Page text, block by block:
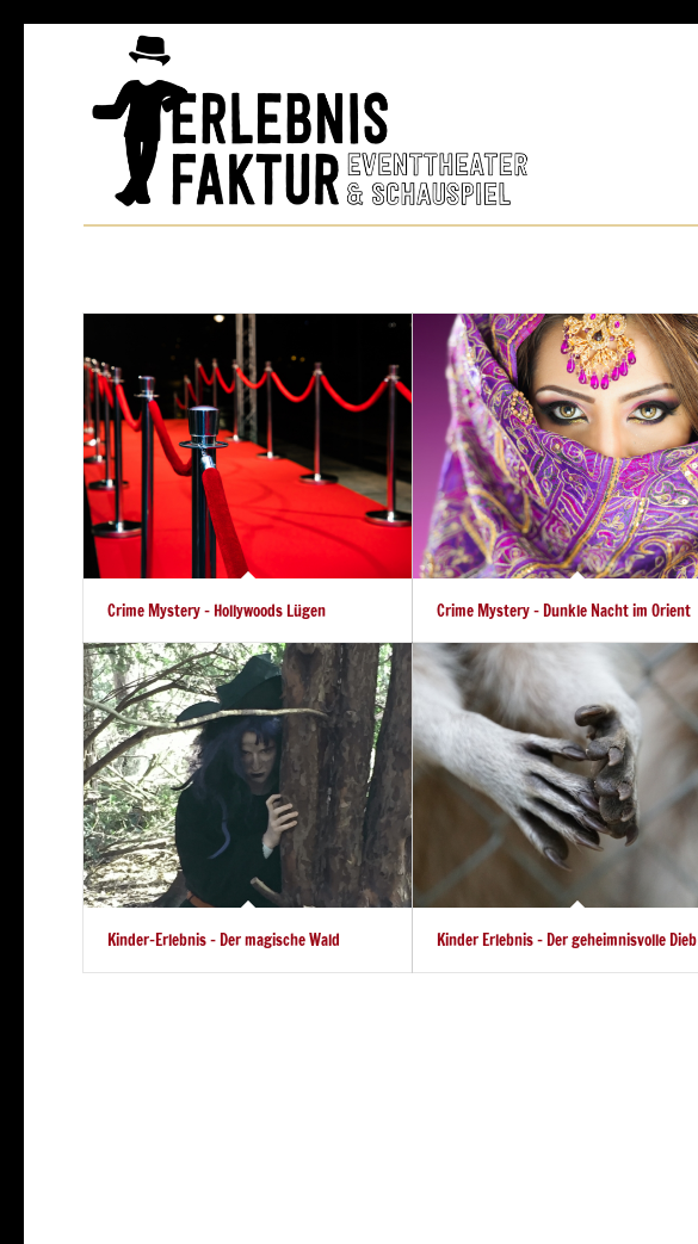
Crime Mystery – Hollywoods Lügen Crime Mystery – Dunkle Nacht im Orient
Kinder-Erlebnis – Der magische Wald Kinder Erlebnis – Der geheimnisvolle Dieb